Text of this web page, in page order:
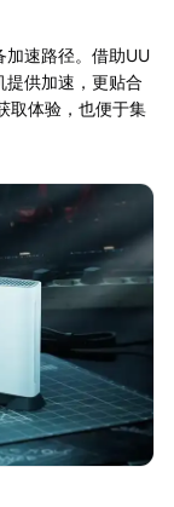
加速路径。借助UU
提供加速，更贴合
取体验，也便于集